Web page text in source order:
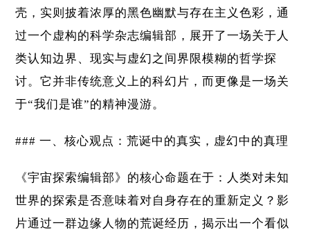
壳，实则披着浓厚的黑色幽默与存在主义色彩，通
过一个虚构的科学杂志编辑部，展开了一场关于人
类认知边界、现实与虚幻之间界限模糊的哲学探
讨。它并非传统意义上的科幻片，而更像是一场关
于“我们是谁”的精神漫游。
### 一、核心观点：荒诞中的真实，虚幻中的真理
《宇宙探索编辑部》的核心命题在于：人类对未知
世界的探索是否意味着对自身存在的重新定义？影
片通过一群边缘人物的荒诞经历，揭示出一个看似